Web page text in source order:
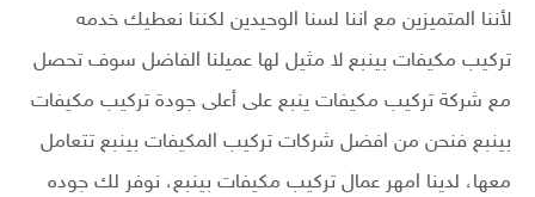
لأننا المتميزين مع اننا لسنا الوحيدين لكننا نعطيك خدمه
تركيب مكيفات بينبع لا مثيل لها عميلنا الفاضل سوف تحصل
مع شركة تركيب مكيفات ينبع على أعلى جودة تركيب مكيفات
بينبع فنحن من افضل شركات تركيب المكيفات بينبع تتعامل
معها، لدينا امهر عمال تركيب مكيفات بينبع، نوفر لك جوده